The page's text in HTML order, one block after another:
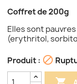
Coffret de 200g
Elles sont
(erythritol,
Produit : 